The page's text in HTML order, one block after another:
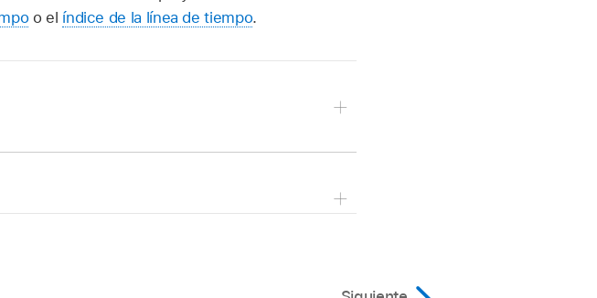
o el índice de la línea de tiempo.